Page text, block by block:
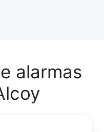
alarmas